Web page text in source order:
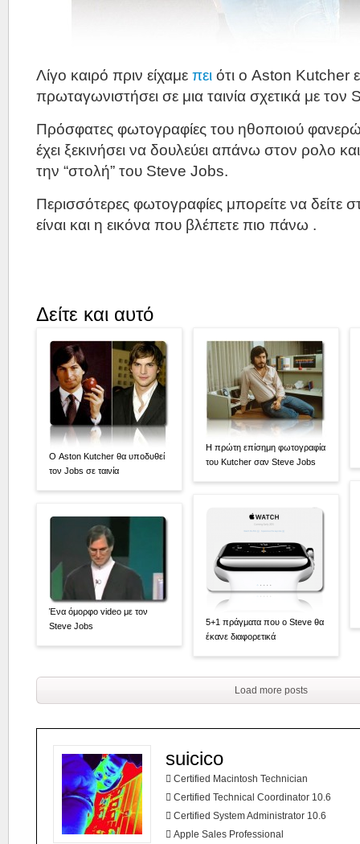
Λίγο καιρό πριν είχαμε πει ότι ο Aston Kutcher
πρωταγωνιστήσει σε μια ταινία σχετικά με
Πρόσφατες φωτογραφίες του ηθοποιού
έχει ξεκινήσει να δουλεύει απάνω στον ρολο
την “στολή” του Steve Jobs.
Περισσότερες φωτογραφίες μπορείτε να δείτε
είναι και η εικόνα που βλέπετε πιο πάνω .
Δείτε και αυτό
Ο Aston Kutcher θα υποδυθεί
τον Jobs σε ταινία
Ένα όμορφο video με τον
Steve Jobs
Η πρώτη επίσημη φωτογραφία
του Kutcher σαν Steve Jobs
5+1 πράγματα που ο Steve θα
έκανε διαφορετικά
Load more posts
suicico
 Certified Macintosh Technician
 Certified Technical Coordinator 10.6
 Certified System Administrator 10.6
 Apple Sales Professional